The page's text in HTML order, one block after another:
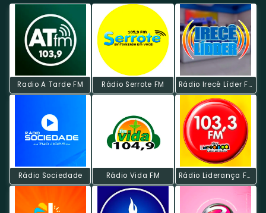
Radio A Tarde FM Rádio Serrote FM Rádio Irecê Líder FM
Rádio Sociedade Rádio Vida FM Rádio Liderança FM